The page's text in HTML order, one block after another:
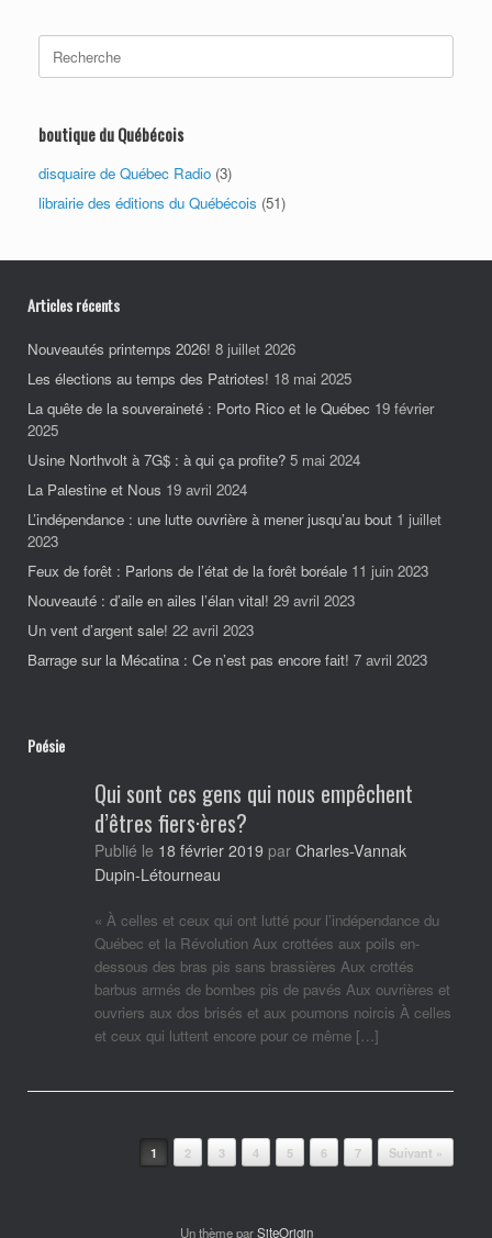
Search
for:
boutique du Québécois
disquaire de Québec Radio (3)
librairie des éditions du Québécois (51)
Articles récents
Nouveautés printemps 2026! 8 juillet 2026
Les élections au temps des Patriotes! 18 mai 2025
La quête de la souveraineté : Porto Rico et le Québec 19 février
2025
Usine Northvolt à 7G$ : à qui ça profite? 5 mai 2024
La Palestine et Nous 19 avril 2024
L’indépendance : une lutte ouvrière à mener jusqu’au bout 1 juillet
2023
Feux de forêt : Parlons de l’état de la forêt boréale 11 juin 2023
Nouveauté : d’aile en ailes l’élan vital! 29 avril 2023
Un vent d’argent sale! 22 avril 2023
Barrage sur la Mécatina : Ce n’est pas encore fait! 7 avril 2023
Poésie
Qui sont ces gens qui nous empêchent
d’êtres fiers·ères?
Publié le 18 février 2019 par Charles-Vannak
Dupin-Létourneau
« À celles et ceux qui ont lutté pour l’indépendance du
Québec et la Révolution Aux crottées aux poils en-
dessous des bras pis sans brassières Aux crottés
barbus armés de bombes pis de pavés Aux ouvrières et
ouvriers aux dos brisés et aux poumons noircis À celles
et ceux qui luttent encore pour ce même […]
1 2 3 4 5 6 7 Suivant »
Un thème parSiteOrigin